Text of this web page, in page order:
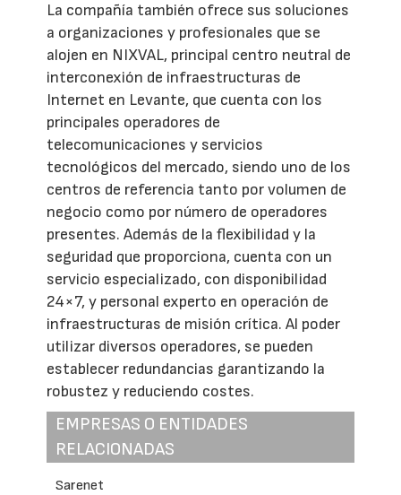
La compañía también ofrece sus soluciones
a organizaciones y profesionales que se
alojen en NIXVAL, principal centro neutral de
interconexión de infraestructuras de
Internet en Levante, que cuenta con los
principales operadores de
telecomunicaciones y servicios
tecnológicos del mercado, siendo uno de los
centros de referencia tanto por volumen de
negocio como por número de operadores
presentes. Además de la flexibilidad y la
seguridad que proporciona, cuenta con un
servicio especializado, con disponibilidad
24×7, y personal experto en operación de
infraestructuras de misión crítica. Al poder
utilizar diversos operadores, se pueden
establecer redundancias garantizando la
robustez y reduciendo costes.
EMPRESAS O ENTIDADES
RELACIONADAS
Sarenet